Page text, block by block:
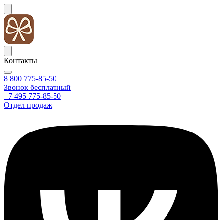
Контакты
8 800 775-85-50
Звонок бесплатный
+7 495 775-85-50
Отдел продаж